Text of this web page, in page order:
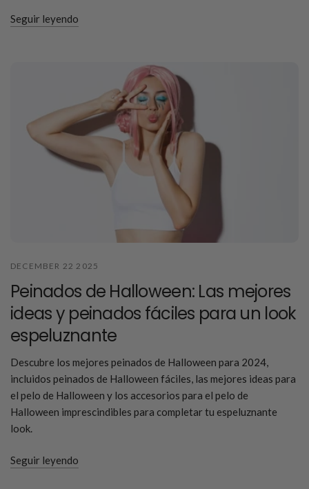
Seguir leyendo
DECEMBER 22 2025
Peinados de Halloween: Las mejores
ideas y peinados fáciles para un look
espeluznante
Descubre los mejores peinados de Halloween para 2024,
incluidos peinados de Halloween fáciles, las mejores ideas para
el pelo de Halloween y los accesorios para el pelo de
Halloween imprescindibles para completar tu espeluznante
look.
Seguir leyendo